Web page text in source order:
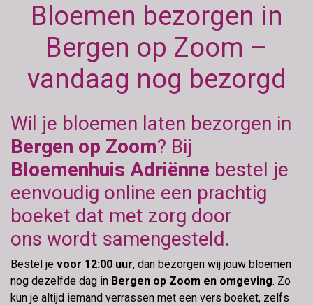
Bloemen bezorgen in
Bergen op Zoom –
vandaag nog bezorgd
Wil je bloemen laten bezorgen in
Bergen op Zoom? Bij
Bloemenhuis Adriënne bestel je
eenvoudig online een prachtig
boeket dat met zorg door
ons wordt samengesteld.
Bestel je voor 12:00 uur, dan bezorgen wij jouw bloemen
nog dezelfde dag in Bergen op Zoom en omgeving. Zo
kun je altijd iemand verrassen met een vers boeket, zelfs